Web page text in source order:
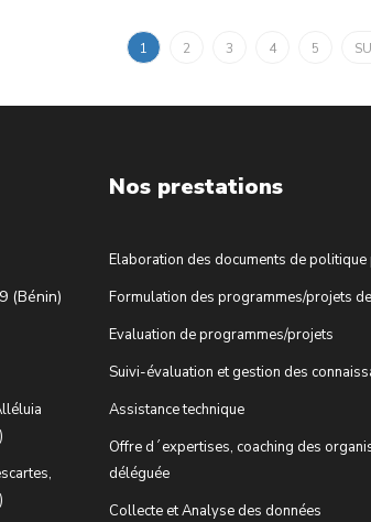
1 2 3 4 5
(Bénin)
Nos prestations
Elaboration des documents de
Formulation des programmes/projets
Evaluation de programmes/projets
Suivi-évaluation et gestion des
Assistance technique
Offre d´expertises, coaching des
déléguée
Collecte et Analyse des données